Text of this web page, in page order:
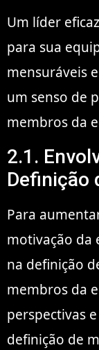
Um líder
para sua
mensuráveis
um senso de
membros da
2.1.
Definição
Para
motivação da
na definição
membros da
perspectivas
definição de